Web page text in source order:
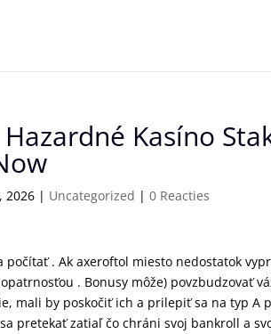
Kasíno
2026 | Uncategorized |0 Reacties
. Ak axeroftol miesto nedostatok
. Bonusy môže) povzbudzovať
mali by poskočiť ich a prilepiť sa na typ A
pretekať zatiaľ čo chráni svoj bankroll a